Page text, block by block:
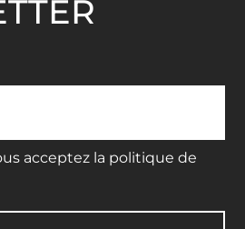
acceptez la politique de